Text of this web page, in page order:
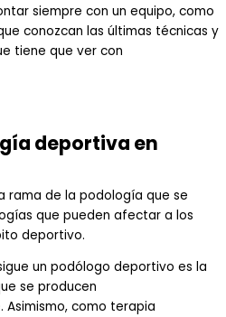
siempre con un equipo, como
conozcan las últimas técnicas y
tiene que ver con
deportiva en
rama de la podología que se
que pueden afectar a los
deportivo.
un podólogo deportivo es la
se producen
Asimismo, como terapia